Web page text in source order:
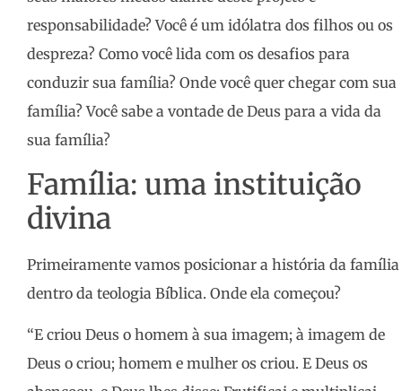
responsabilidade? Você é um idólatra dos filhos ou os
despreza? Como você lida com os desafios para
conduzir sua família? Onde você quer chegar com sua
família? Você sabe a vontade de Deus para a vida da
sua família?
Família: uma instituição
divina
Primeiramente vamos posicionar a história da família
dentro da teologia Bíblica. Onde ela começou?
“E criou Deus o homem à sua imagem; à imagem de
Deus o criou; homem e mulher os criou. E Deus os